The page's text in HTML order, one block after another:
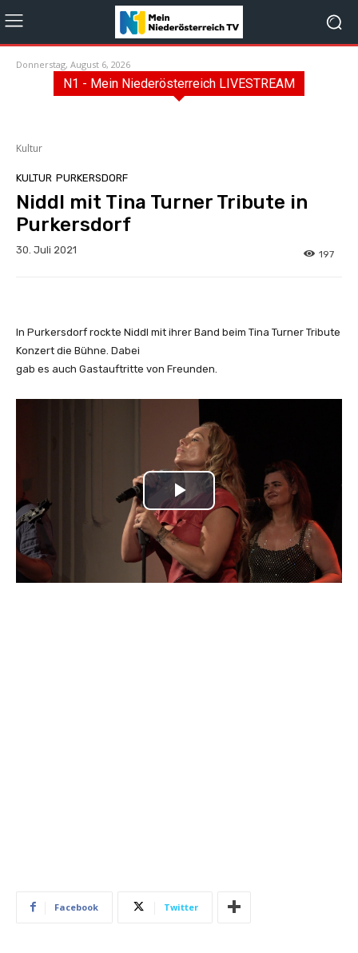
Donnerstag, August 6, 2026
N1 - Mein Niederösterreich LIVESTREAM
Kultur
KULTUR PURKERSDORF
Niddl mit Tina Turner Tribute in
Purkersdorf
30. Juli 2021 197
In Purkersdorf rockte Niddl mit ihrer Band beim Tina Turner Tribute
Konzert die Bühne. Dabei
gab es auch Gastauftritte von Freunden.
Facebook Twitter